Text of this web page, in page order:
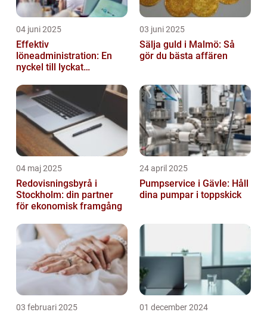
04 juni 2025
Effektiv
löneadministration: En
nyckel till lyckat
03 juni 2025
Sälja guld i Malmö: Så
gör du bästa affären
04 maj 2025
Redovisningsbyrå i
Stockholm: din partner
för ekonomisk framgång
24 april 2025
Pumpservice i Gävle: Håll
dina pumpar i toppskick
03 februari 2025 01 december 2024